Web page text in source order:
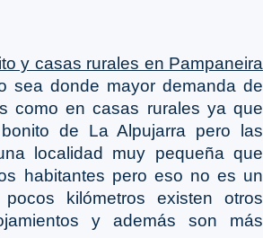
y casas rurales en Pampaneira
donde mayor demanda de
como en casas rurales ya que
de La Alpujarra pero las
localidad muy pequeña que
habitantes pero eso no es un
kilómetros existen otros
y además son más